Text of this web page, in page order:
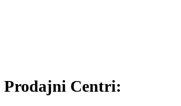
Prodajni Centri: